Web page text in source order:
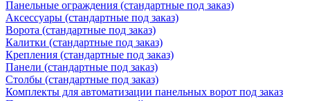
Панельные ограждения (стандартные под заказ)
Аксессуары (стандартные под заказ)
Ворота (стандартные под заказ)
Калитки (стандартные под заказ)
Крепления (стандартные под заказ)
Панели (стандартные под заказ)
Столбы (стандартные под заказ)
Комплекты для автоматизации панельных ворот под заказ